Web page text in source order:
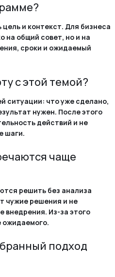
и контекст. Для бизнеса
на общий совет, но и на
сроки и ожидаемый
с этой темой?
ситуации: что уже сделано,
нужен. После этого
действий и не
шаги.
чаще
решить без анализа
чужие решения и не
внедрения. Из-за этого
ожидаемого.
подход